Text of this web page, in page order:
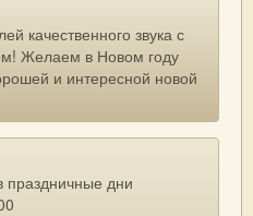
качественного звука с
Желаем в Новом году
и интересной новой
праздничные дни